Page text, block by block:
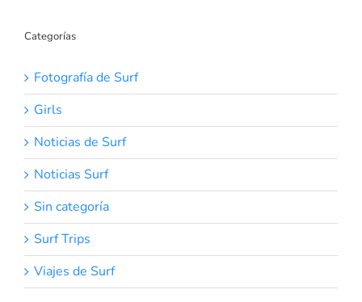
Categorías
Fotografía de Surf
Girls
Noticias de Surf
Noticias Surf
Sin categoría
Surf Trips
Viajes de Surf